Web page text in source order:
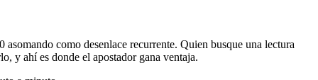
como desenlace recurrente. Quien busque una lectura
y ahí es donde el apostador gana ventaja.